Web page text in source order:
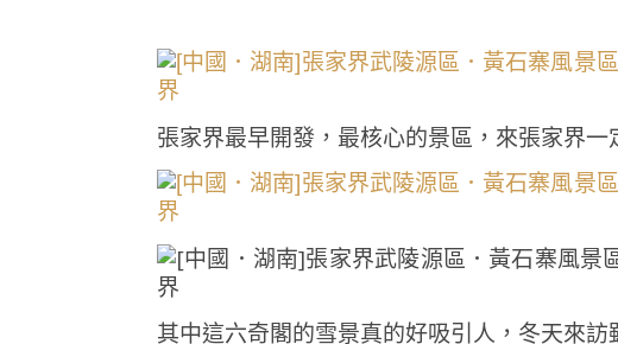
張家界最早開發，最核心的景區，來張家界
其中這六奇閣的雪景真的好吸引人，冬天來